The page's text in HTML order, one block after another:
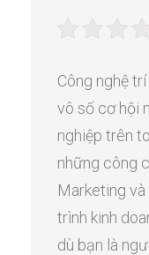
Công nghệ
vô số cơ hội
nghiệp trên
những công
Marketing và
trình kinh
dù bạn là